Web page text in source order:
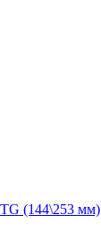
(144\253 мм)